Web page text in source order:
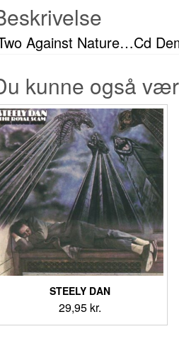
Against Nature…Cd
kunne også
STEELY DAN
29,95 kr.